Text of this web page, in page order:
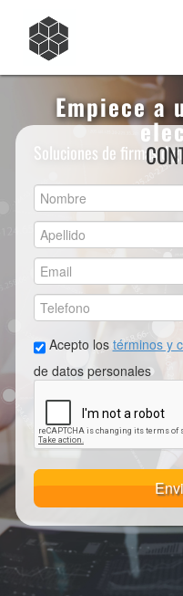
Empiece
Soluciones de firmas
Acepto los términos y
de datos personales